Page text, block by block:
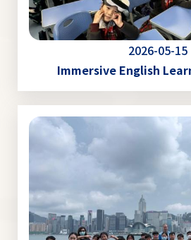
2026-05-15
Immersive English